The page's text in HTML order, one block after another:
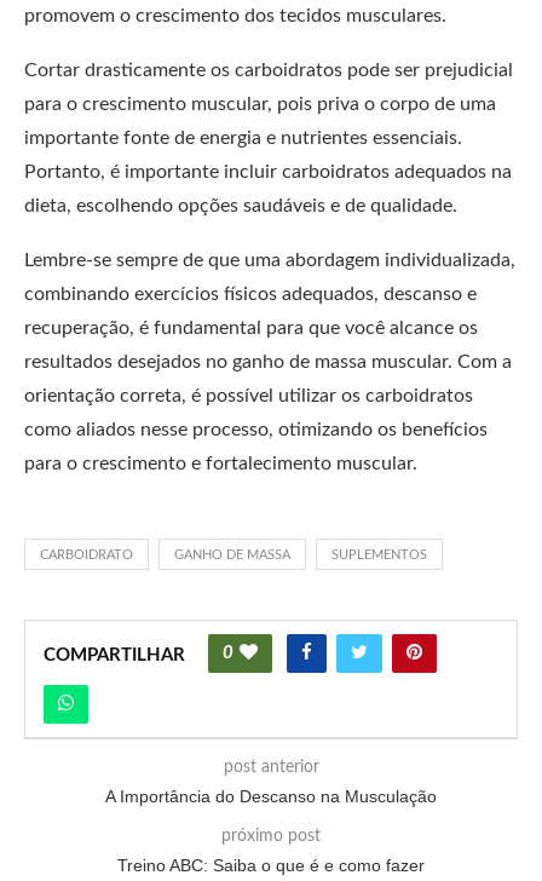
promovem o crescimento dos tecidos musculares.
Cortar drasticamente os carboidratos pode ser prejudicial
para o crescimento muscular, pois priva o corpo de uma
importante fonte de energia e nutrientes essenciais.
Portanto, é importante incluir carboidratos adequados na
dieta, escolhendo opções saudáveis ​​e de qualidade.
Lembre-se sempre de que uma abordagem individualizada,
combinando exercícios físicos adequados, descanso e
recuperação, é fundamental para que você alcance os
resultados desejados no ganho de massa muscular. Com a
orientação correta, é possível utilizar os carboidratos
como aliados nesse processo, otimizando os benefícios
para o crescimento e fortalecimento muscular.
CARBOIDRATO GANHO DE MASSA SUPLEMENTOS
COMPARTILHAR 0
post anterior
A Importância do Descanso na Musculação
próximo post
Treino ABC: Saiba o que é e como fazer